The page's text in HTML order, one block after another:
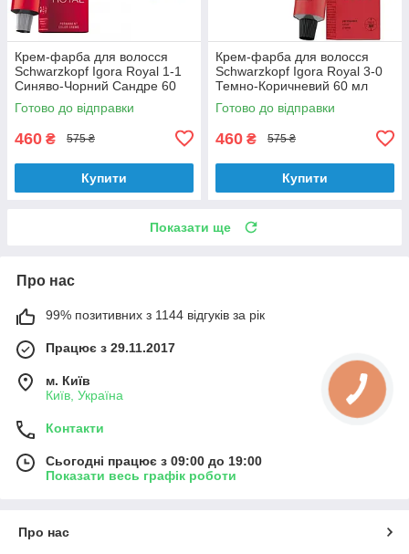
Крем-фарба для волосся
Schwarzkopf Igora Royal 1-1
Синяво-Чорний Сандре 60
мл
Готово до відправки
460 ₴ 575 ₴
Купити
Крем-фарба для волосся
Schwarzkopf Igora Royal 3-0
Темно-Коричневий 60 мл
Готово до відправки
460 ₴ 575 ₴
Купити
Показати ще
Про нас
99% позитивних з 1144 відгуків за рік
Працює з 29.11.2017
м. Київ
Київ, Україна
Контакти
Сьогодні працює з 09:00 до 19:00
Показати весь графік роботи
Про нас